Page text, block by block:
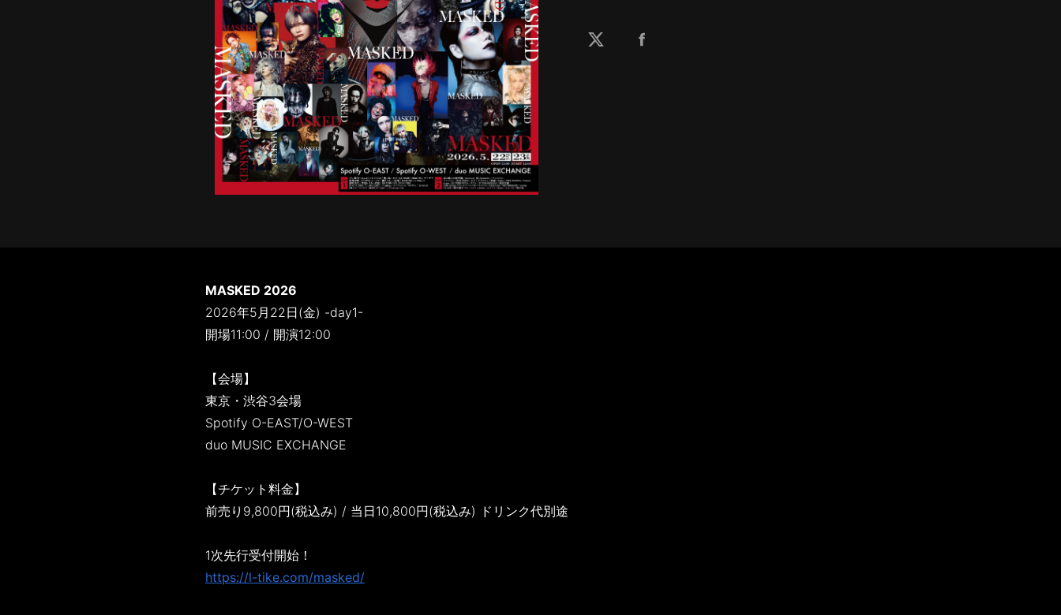
MASKED 2026
2026年5月22日(金) -day1-
開場11:00 / 開演12:00
【会場】
東京・渋谷3会場
Spotify O-EAST/O-WEST
duo MUSIC EXCHANGE
【チケット料金】
前売り9,800円(税込み) / 当日10,800円(税込み) ドリンク代別途
1次先行受付開始！
https://l-tike.com/masked/